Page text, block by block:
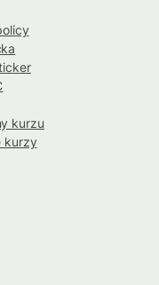
kurzu
kurzy